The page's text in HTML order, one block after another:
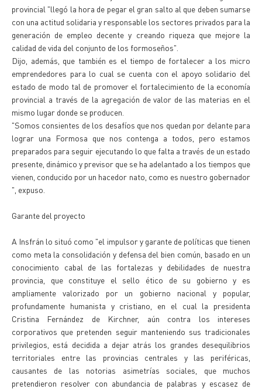
provincial "llegó la hora de pegar el gran salto al que deben sumarse
con una actitud solidaria y responsable los sectores privados para la
generación de empleo decente y creando riqueza que mejore la
calidad de vida del conjunto de los formoseños".
Dijo, además, que también es el tiempo de fortalecer a los micro
emprendedores para lo cual se cuenta con el apoyo solidario del
estado de modo tal de promover el fortalecimiento de la economía
provincial a través de la agregación de valor de las materias en el
mismo lugar donde se producen.
"Somos consientes de los desafíos que nos quedan por delante para
lograr una Formosa que nos contenga a todos, pero estamos
preparados para seguir ejecutando lo que falta a través de un estado
presente, dinámico y previsor que se ha adelantado a los tiempos que
vienen, conducido por un hacedor nato, como es nuestro gobernador
", expuso.
Garante del proyecto
A Insfrán lo situó como "el impulsor y garante de políticas que tienen
como meta la consolidación y defensa del bien común, basado en un
conocimiento cabal de las fortalezas y debilidades de nuestra
provincia, que constituye el sello ético de su gobierno y es
ampliamente valorizado por un gobierno nacional y popular,
profundamente humanista y cristiano, en el cual la presidenta
Cristina Fernández de Kirchner, aún contra los intereses
corporativos que pretenden seguir manteniendo sus tradicionales
privilegios, está decidida a dejar atrás los grandes desequilibrios
territoriales entre las provincias centrales y las periféricas,
causantes de las notorias asimetrías sociales, que muchos
pretendieron resolver con abundancia de palabras y escasez de